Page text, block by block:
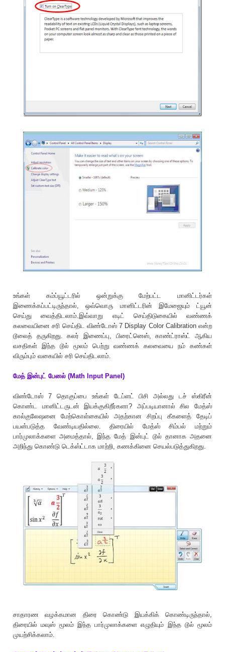
உங்கள் கம்ப்யூட்டரில் ஒன்றுக்கு மேற்பட்ட மானிட்டர்கள்
இணைக்கப்பட்டிருந்தால், ஒவ்வொரு மானிட்டரின் இமேஜையும் ட்யூன்
செய்து வைத்திடலாம்.இவ்வாறு எடிட் செய்திடுகையில் வண்ணக்
கலவையினை சரி செய்திட விண்டோஸ் 7 Display Color Calibration என்ற
டூலைத் தருகிறது. கலர் இணைப்பு, பிரைட்னெஸ், காண்ட்ராஸ்ட் ஆகிய
வசதிகள் இந்த டூல் மூலம் பெற்று வண்ணக் கலவையை நம் கண்கள்
விரும்பும் வகையில் சரி செய்திடலாம்.
மேத் இன்புட் பேனல் (Math Input Panel)
விண்டோஸ் 7 தொகுப்பை உங்கள் டேப்ளட் பிசி அல்லது டச் ஸ்கிரீன்
கொண்ட மானிட்டருடன் இயக்குகிறீர்களா? அப்படியானால் சில மேத்ஸ்
கால்குலேஷனை மேற்கொள்கையில் அதற்கான சிறப்பு கீகளைத் தேடிப்
பயன்படுத்த வேண்டியதில்லை. திரையில் மேத்ஸ் சிம்பல் மற்றும்
பார்முலாக்களை அமைத்தால், இந்த மேத் இன்புட் டூல் தானாக அதனை
அறிந்து கொண்டு டெக்ஸ்ட்டாக மாற்றி, கணக்கினை செயல்படுத்துகிறது.
சாதாரண வழக்கமான திரை கொண்டு இயக்கிக் கொண்டிருந்தால்,
திரையில் மவுஸ் மூலம் இந்த பார்முலாக்களை எழுதியும் இந்த டூல் மூலம்
முயற்சிக்கலாம்.